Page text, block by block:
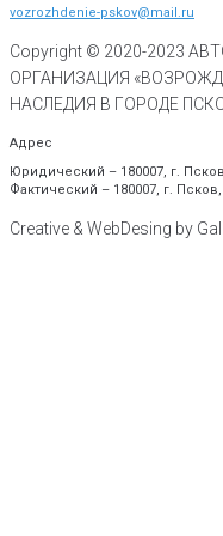
vozrozhdenie-pskov@mail.ru
Copyright © 2020-2023
ОРГАНИЗАЦИЯ
НАСЛЕДИЯ В ГОРОДЕ
Адрес
Юридический – 180007, г.
Фактический – 180007, г.
Creative & WebDesing by